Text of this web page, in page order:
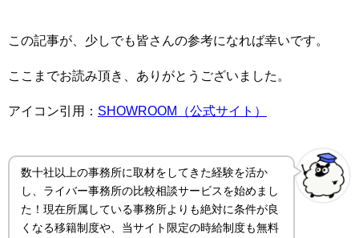
この記事が、少しでも皆さんの参考になれば幸いです。
ここまでお読み頂き、ありがとうございました。
アイコン引用： SHOWROOM（公式サイト）
数十社以上の事務所に取材をしてきた経験を活か
し、ライバー事務所の比較相談サービスを始めまし
た！現在所属している事務所よりも絶対に条件が良
くなる移籍制度や、当サイト限定の時給制度も無料